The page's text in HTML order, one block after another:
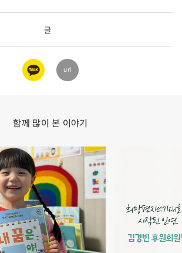
글
카카오
링크
url
함께 많이 본 이야기